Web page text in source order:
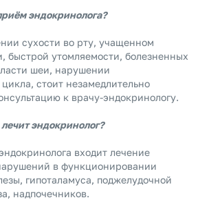
эндокринолога?
сухости во рту, учащенном
быстрой утомляемости, болезненных
шеи, нарушении
стоит незамедлительно
к врачу-эндокринологу.
эндокринолог?
входит лечение
в функционировании
гипоталамуса, поджелудочной
надпочечников.